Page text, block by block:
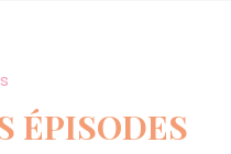
ÉPISODES